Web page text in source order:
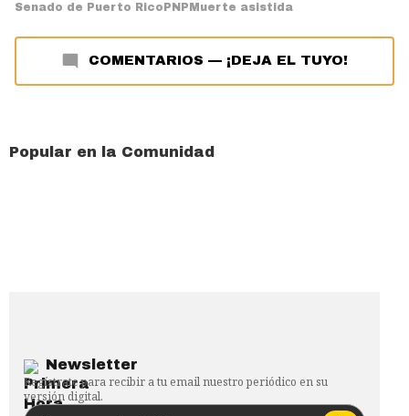
Senado de Puerto Rico PNP Muerte asistida
COMENTARIOS — ¡DEJA EL TUYO!
Popular en la Comunidad
Newsletter
Regístrate para recibir a tu email nuestro periódico en su
versión digital.